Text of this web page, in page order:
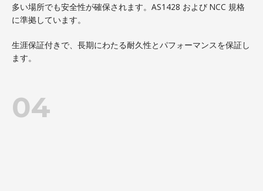
多い場所でも安全性が確保されます。AS1428 および NCC 規格
に準拠しています。
生涯保証付きで、長期にわたる耐久性とパフォーマンスを保証し
ます。
04